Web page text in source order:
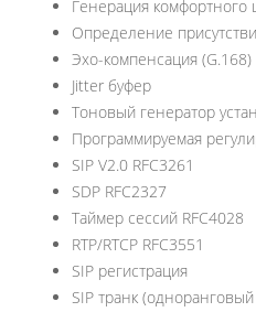
Генерация комфортного
Определение
Эхо-компенсация (G.168)
Jitter буфер
Тоновый генератор
Программируемая
SIP V2.0 RFC3261
SDP RFC2327
Таймер сессий RFC4028
RTP/RTCP RFC3551
SIP регистрация
SIP транк